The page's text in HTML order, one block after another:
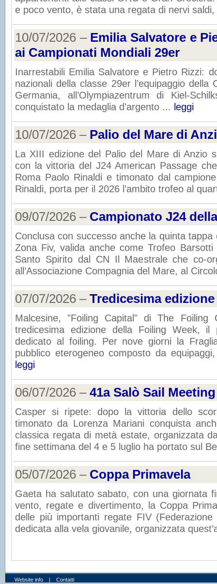
e poco vento, è stata una regata di nervi
10/07/2026 – Emilia Salvatore e
ai Campionati Mondiali 29er
Inarrestabili Emilia Salvatore e Pietro Rizzi:
nazionali della classe 29er l’equipaggio
Germania, all’Olympiazentrum di Kiel-
conquistato la medaglia d’argento ... leggi
10/07/2026 – Palio del Mare di
La XIII edizione del Palio del Mare di Anzio
con la vittoria del J24 American Passage
Roma Paolo Rinaldi e timonato dal
Rinaldi, porta per il 2026 l’ambito trofeo al
09/07/2026 – Campionato J24
Conclusa con successo anche la quinta
Zona Fiv, valida anche come Trofeo
Santo Spirito dal CN Il Maestrale che co-
all’Associazione Compagnia del Mare, al
07/07/2026 – Tredicesima
Malcesine, "Foiling Capital" di The Foiling
tredicesima edizione della Foiling Week, il
dedicato al foiling. Per nove giorni la
pubblico eterogeneo composto da
leggi
06/07/2026 – 41a Salò Sail Meeting
Casper si ripete: dopo la vittoria dello
timonato da Lorenza Mariani conquista
classica regata di metà estate, organizzata
fine settimana del 4 e 5 luglio ha portato sul
05/07/2026 – Coppa Primavela
Gaeta ha salutato sabato, con una giornata
vento, regate e divertimento, la Coppa
delle più importanti regate FIV
dedicata alla vela giovanile, organizzata
Website info | Contatti